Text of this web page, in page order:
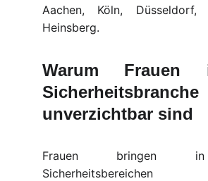
Aachen, Köln,
Heinsberg.
Warum
Sicherheitsbranche
unverzichtbar sind
Frauen bringen
Sicherheitsbereichen